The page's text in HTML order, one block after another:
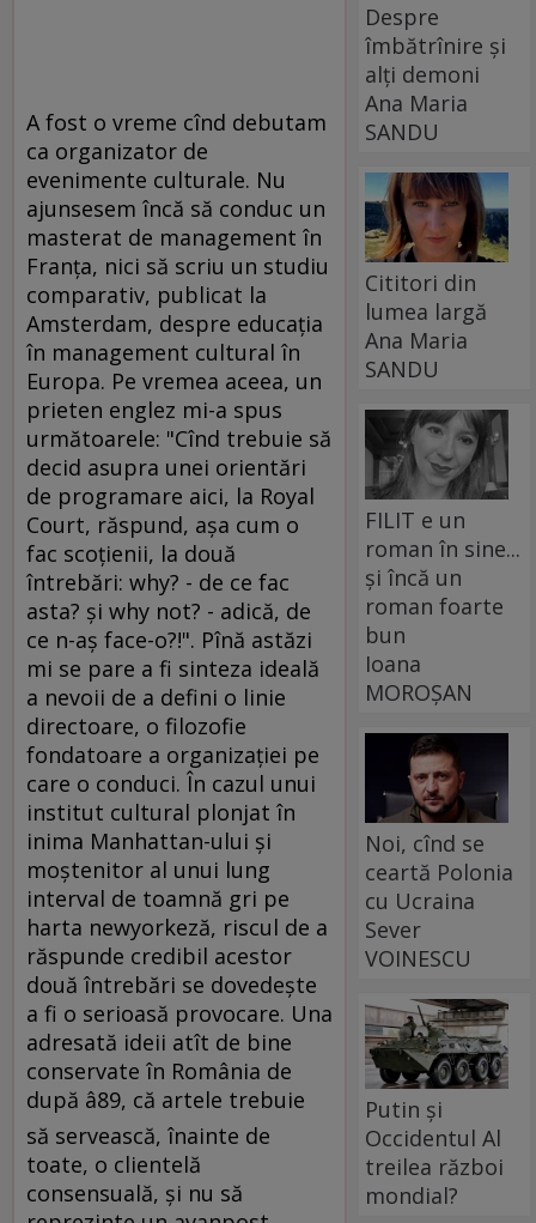
A fost o vreme cînd debutam
ca organizator de
evenimente culturale. Nu
ajunsesem încă să conduc un
masterat de management în
Franţa, nici să scriu un studiu
comparativ, publicat la
Amsterdam, despre educaţia
în management cultural în
Europa. Pe vremea aceea, un
prieten englez mi-a spus
următoarele: "Cînd trebuie să
decid asupra unei orientări
de programare aici, la Royal
Court, răspund, aşa cum o
fac scoţienii, la două
întrebări: why? - de ce fac
asta? şi why not? - adică, de
ce n-aş face-o?!". Pînă astăzi
mi se pare a fi sinteza ideală
a nevoii de a defini o linie
directoare, o filozofie
fondatoare a organizaţiei pe
care o conduci. În cazul unui
institut cultural plonjat în
inima Manhattan-ului şi
moştenitor al unui lung
interval de toamnă gri pe
harta newyorkeză, riscul de a
răspunde credibil acestor
două întrebări se dovedeşte
a fi o serioasă provocare. Una
adresată ideii atît de bine
conservate în România de
după â89, că artele trebuie
să servească, înainte de
toate, o clientelă
consensuală, şi nu să
Despre
îmbătrînire și
alți demoni
Ana Maria
SANDU
Cititori din
lumea largă
Ana Maria
SANDU
FILIT e un
roman în sine...
și încă un
roman foarte
bun
Ioana
MOROȘAN
Noi, cînd se
ceartă Polonia
cu Ucraina
Sever
VOINESCU
Putin și
Occidentul Al
treilea război
mondial?